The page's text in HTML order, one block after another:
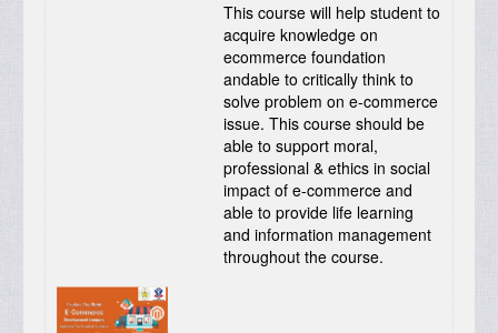
This course will help student to
acquire knowledge on
ecommerce foundation
andable to critically think to
solve problem on e-commerce
issue. This course should be
able to support moral,
professional & ethics in social
impact of e-commerce and
able to provide life learning
and information management
throughout the course.